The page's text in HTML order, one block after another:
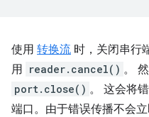
使用 转换流 时，关闭串行
用 reader.cancel() 。
port.close() 。 这会将
端口。由于错误传播不会